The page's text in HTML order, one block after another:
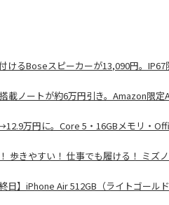
けるBoseスピーカーが13,090円。
載ノートが約6万円引き。Amazon限定
万円に。Core 5・16GBメモリ・
歩きやすい！ 仕事でも履ける！ ミズ
終日】iPhone Air 512GB（ライトゴール